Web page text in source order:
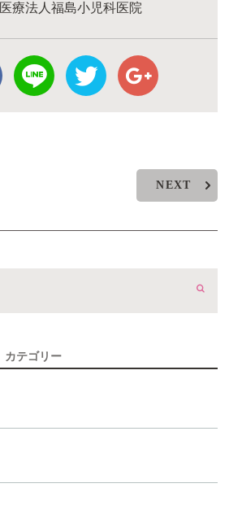
医療法人福島小児科医院
NEXT
カテゴリー